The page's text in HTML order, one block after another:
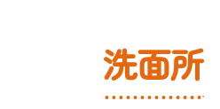
洗面所